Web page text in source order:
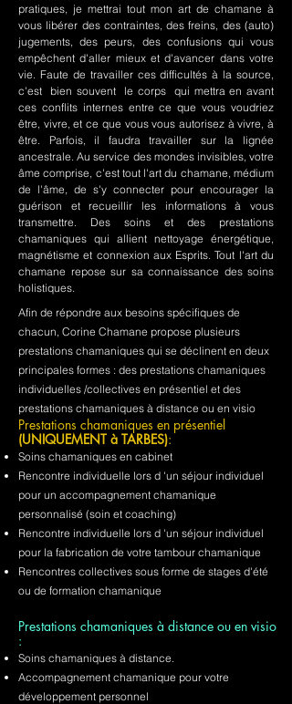
pratiques, je mettrai tout mon art de chamane à
vous libérer des contraintes, des freins, des (auto)
jugements, des peurs, des confusions qui vous
empêchent d'aller mieux et d'avancer dans votre
vie. Faute de travailler ces difficultés à la source,
c'est bien souvent le corps qui mettra en avant
ces conflits internes entre ce que vous voudriez
être, vivre, et ce que vous vous autorisez à vivre, à
être. Parfois, il faudra travailler sur la lignée
ancestrale. Au service des mondes invisibles, votre
âme comprise, c'est tout l'art du chamane, médium
de l'âme, de s'y connecter pour encourager la
guérison et recueillir les informations à vous
transmettre. Des soins et des prestations
chamaniques qui allient nettoyage énergétique,
magnétisme et connexion aux Esprits. Tout l'art du
chamane repose sur sa connaissance des soins
holistiques.
Afin de répondre aux besoins spécifiques de
chacun, Corine Chamane propose plusieurs
prestations chamaniques qui se déclinent en deux
principales formes : des prestations chamaniques
individuelles /collectives en présentiel et des
prestations chamaniques à distance ou en visio
Prestations chamaniques en présentiel
(UNIQUEMENT à TARBES):
Soins chamaniques en cabinet
Rencontre individuelle lors d 'un séjour individuel
pour un accompagnement chamanique
personnalisé (soin et coaching)
Rencontre individuelle lors d 'un séjour individuel
pour la fabrication de votre tambour chamanique
Rencontres collectives sous forme de stages d'été
ou de formation chamanique
Prestations chamaniques à distance ou en visio
:
Soins chamaniques à distance.
Accompagnement chamanique pour votre
développement personnel